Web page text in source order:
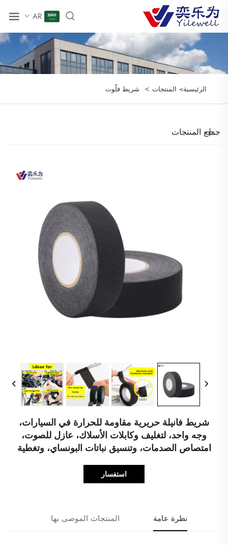
AR
الرئيسية> المنتجات> شريط فلّوت
جميع المنتجات
شريط فانيلة حريرية مقاومة للحرارة في السيارات،
وجه واحد، لتغليف وكابلات الأسلاك، عازل للصوت،
امتصاص الصدمات، وتنسيق نباتات البونساي، وتغطية
استفسار
نظرة عامة المنتجات الموصى بها